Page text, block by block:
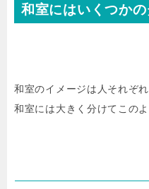
和室にはいくつか
和室のイメージは人それぞれ
和室には大きく分けてこの